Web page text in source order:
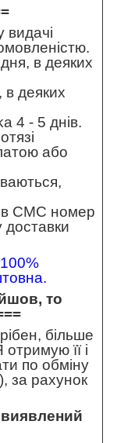
в деяких
деяких
4 - 5 днів.
або
в СМС номер
доставки
100%
то
більше
її і
по обміну
за рахунок
виявлений